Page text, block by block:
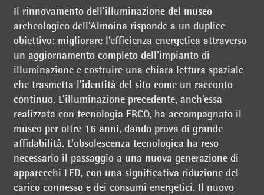
Il rinnovamento dell’illuminazione del museo
archeologico dell’Almoina risponde a un duplice
obiettivo: migliorare l’efficienza energetica attraverso
un aggiornamento completo dell’impianto di
illuminazione e costruire una chiara lettura spaziale
che trasmetta l’identità del sito come un racconto
continuo. L’illuminazione precedente, anch’essa
realizzata con tecnologia ERCO, ha accompagnato il
museo per oltre 16 anni, dando prova di grande
affidabilità. L’obsolescenza tecnologica ha reso
necessario il passaggio a una nuova generazione di
apparecchi LED, con una significativa riduzione del
carico connesso e dei consumi energetici. Il nuovo